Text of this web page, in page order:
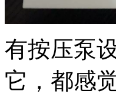
有按压泵
它，都感